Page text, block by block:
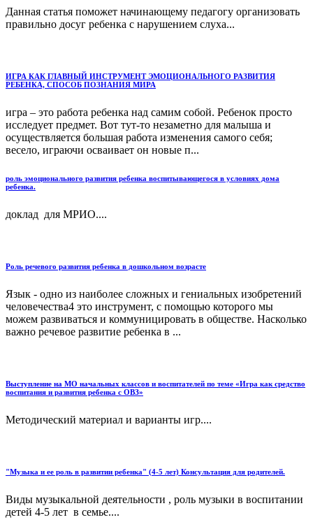
Данная статья поможет начинающему педагогу организовать
правильно досуг ребенка с нарушением слуха...
ИГРА КАК ГЛАВНЫЙ ИНСТРУМЕНТ ЭМОЦИОНАЛЬНОГО РАЗВИТИЯ
РЕБЕНКА, СПОСОБ ПОЗНАНИЯ МИРА
игра – это работа ребенка над самим собой. Ребенок просто
исследует предмет. Вот тут-то незаметно для малыша и
осуществляется большая работа изменения самого себя;
весело, играючи осваивает он новые п...
роль эмоционального развития ребенка воспитывающегося в условиях дома
ребенка.
доклад для МРИО....
Роль речевого развития ребенка в дошкольном возрасте
Язык - одно из наиболее сложных и гениальных изобретений
человечества4 это инструмент, с помощью которого мы
можем развиваться и коммуницировать в обществе. Насколько
важно речевое развитие ребенка в ...
Выступление на МО начальных классов и воспитателей по теме «Игра как средство
воспитания и развития ребенка с ОВЗ»
Методический материал и варианты игр....
"Музыка и ее роль в развитии ребенка" (4-5 лет) Консультация для родителей.
Виды музыкальной деятельности , роль музыки в воспитании
детей 4-5 лет в семье....